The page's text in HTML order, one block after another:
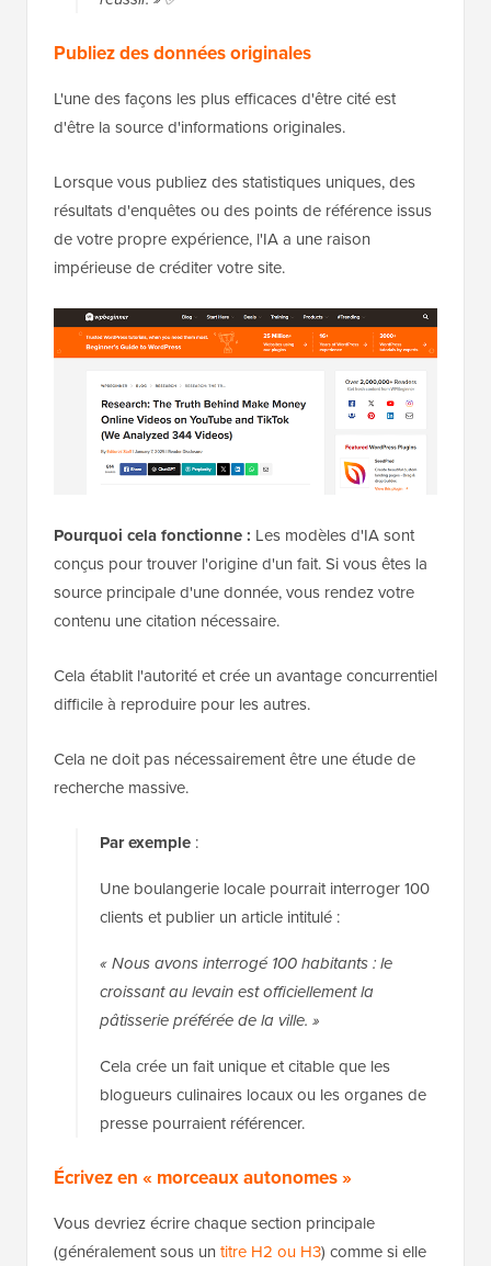
Publiez des données originales
L'une des façons les plus efficaces d'être cité est
d'être la source d'informations originales.
Lorsque vous publiez des statistiques uniques, des
résultats d'enquêtes ou des points de référence issus
de votre propre expérience, l'IA a une raison
impérieuse de créditer votre site.
Pourquoi cela fonctionne : Les modèles d'IA sont
conçus pour trouver l'origine d'un fait. Si vous êtes la
source principale d'une donnée, vous rendez votre
contenu une citation nécessaire.
Cela établit l'autorité et crée un avantage concurrentiel
difficile à reproduire pour les autres.
Cela ne doit pas nécessairement être une étude de
recherche massive.
Par exemple :
Une boulangerie locale pourrait interroger 100
clients et publier un article intitulé :
« Nous avons interrogé 100 habitants : le
croissant au levain est officiellement la
pâtisserie préférée de la ville. »
Cela crée un fait unique et citable que les
blogueurs culinaires locaux ou les organes de
presse pourraient référencer.
Écrivez en « morceaux autonomes »
Vous devriez écrire chaque section principale
(généralement sous un titre H2 ou H3) comme si elle